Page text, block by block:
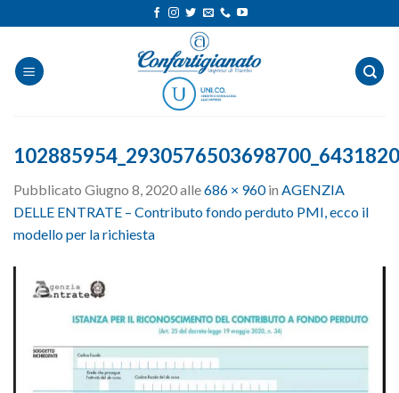
ai
contenuti
Pubblicato Giugno 8, 2020alle686 × 960in AGENZIA
DELLE ENTRATE – Contributo fondo perduto PMI, ecco il
modello per la richiesta